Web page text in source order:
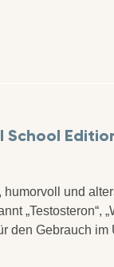
School
und
„Testosteron“,
den Gebrauch im